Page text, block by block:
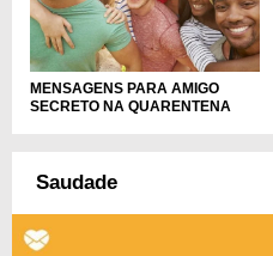
MENSAGENS PARA AMIGO
SECRETO NA QUARENTENA
Saudade